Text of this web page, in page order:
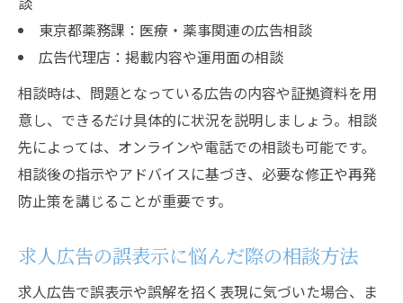
東京都薬務課：医療・薬事関連の広告相談
広告代理店：掲載内容や運用面の相談
相談時は、問題となっている広告の内容や証拠資料を用
意し、できるだけ具体的に状況を説明しましょう。相談
先によっては、オンラインや電話での相談も可能です。
相談後の指示やアドバイスに基づき、必要な修正や再発
防止策を講じることが重要です。
求人広告の誤表示に悩んだ際の相談方法
求人広告で誤表示や誤解を招く表現に気づいた場合、ま